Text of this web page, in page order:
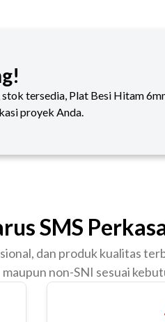
stok tersedia, Plat Besi Hitam
proyek Anda.
SMS
dan produk kualitas
non-SNI sesuai